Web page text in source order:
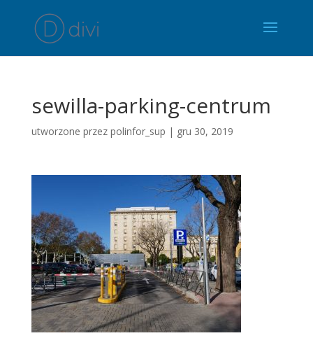
sewilla-parking-centrum
utworzone przez polinfor_sup | gru 30, 2019